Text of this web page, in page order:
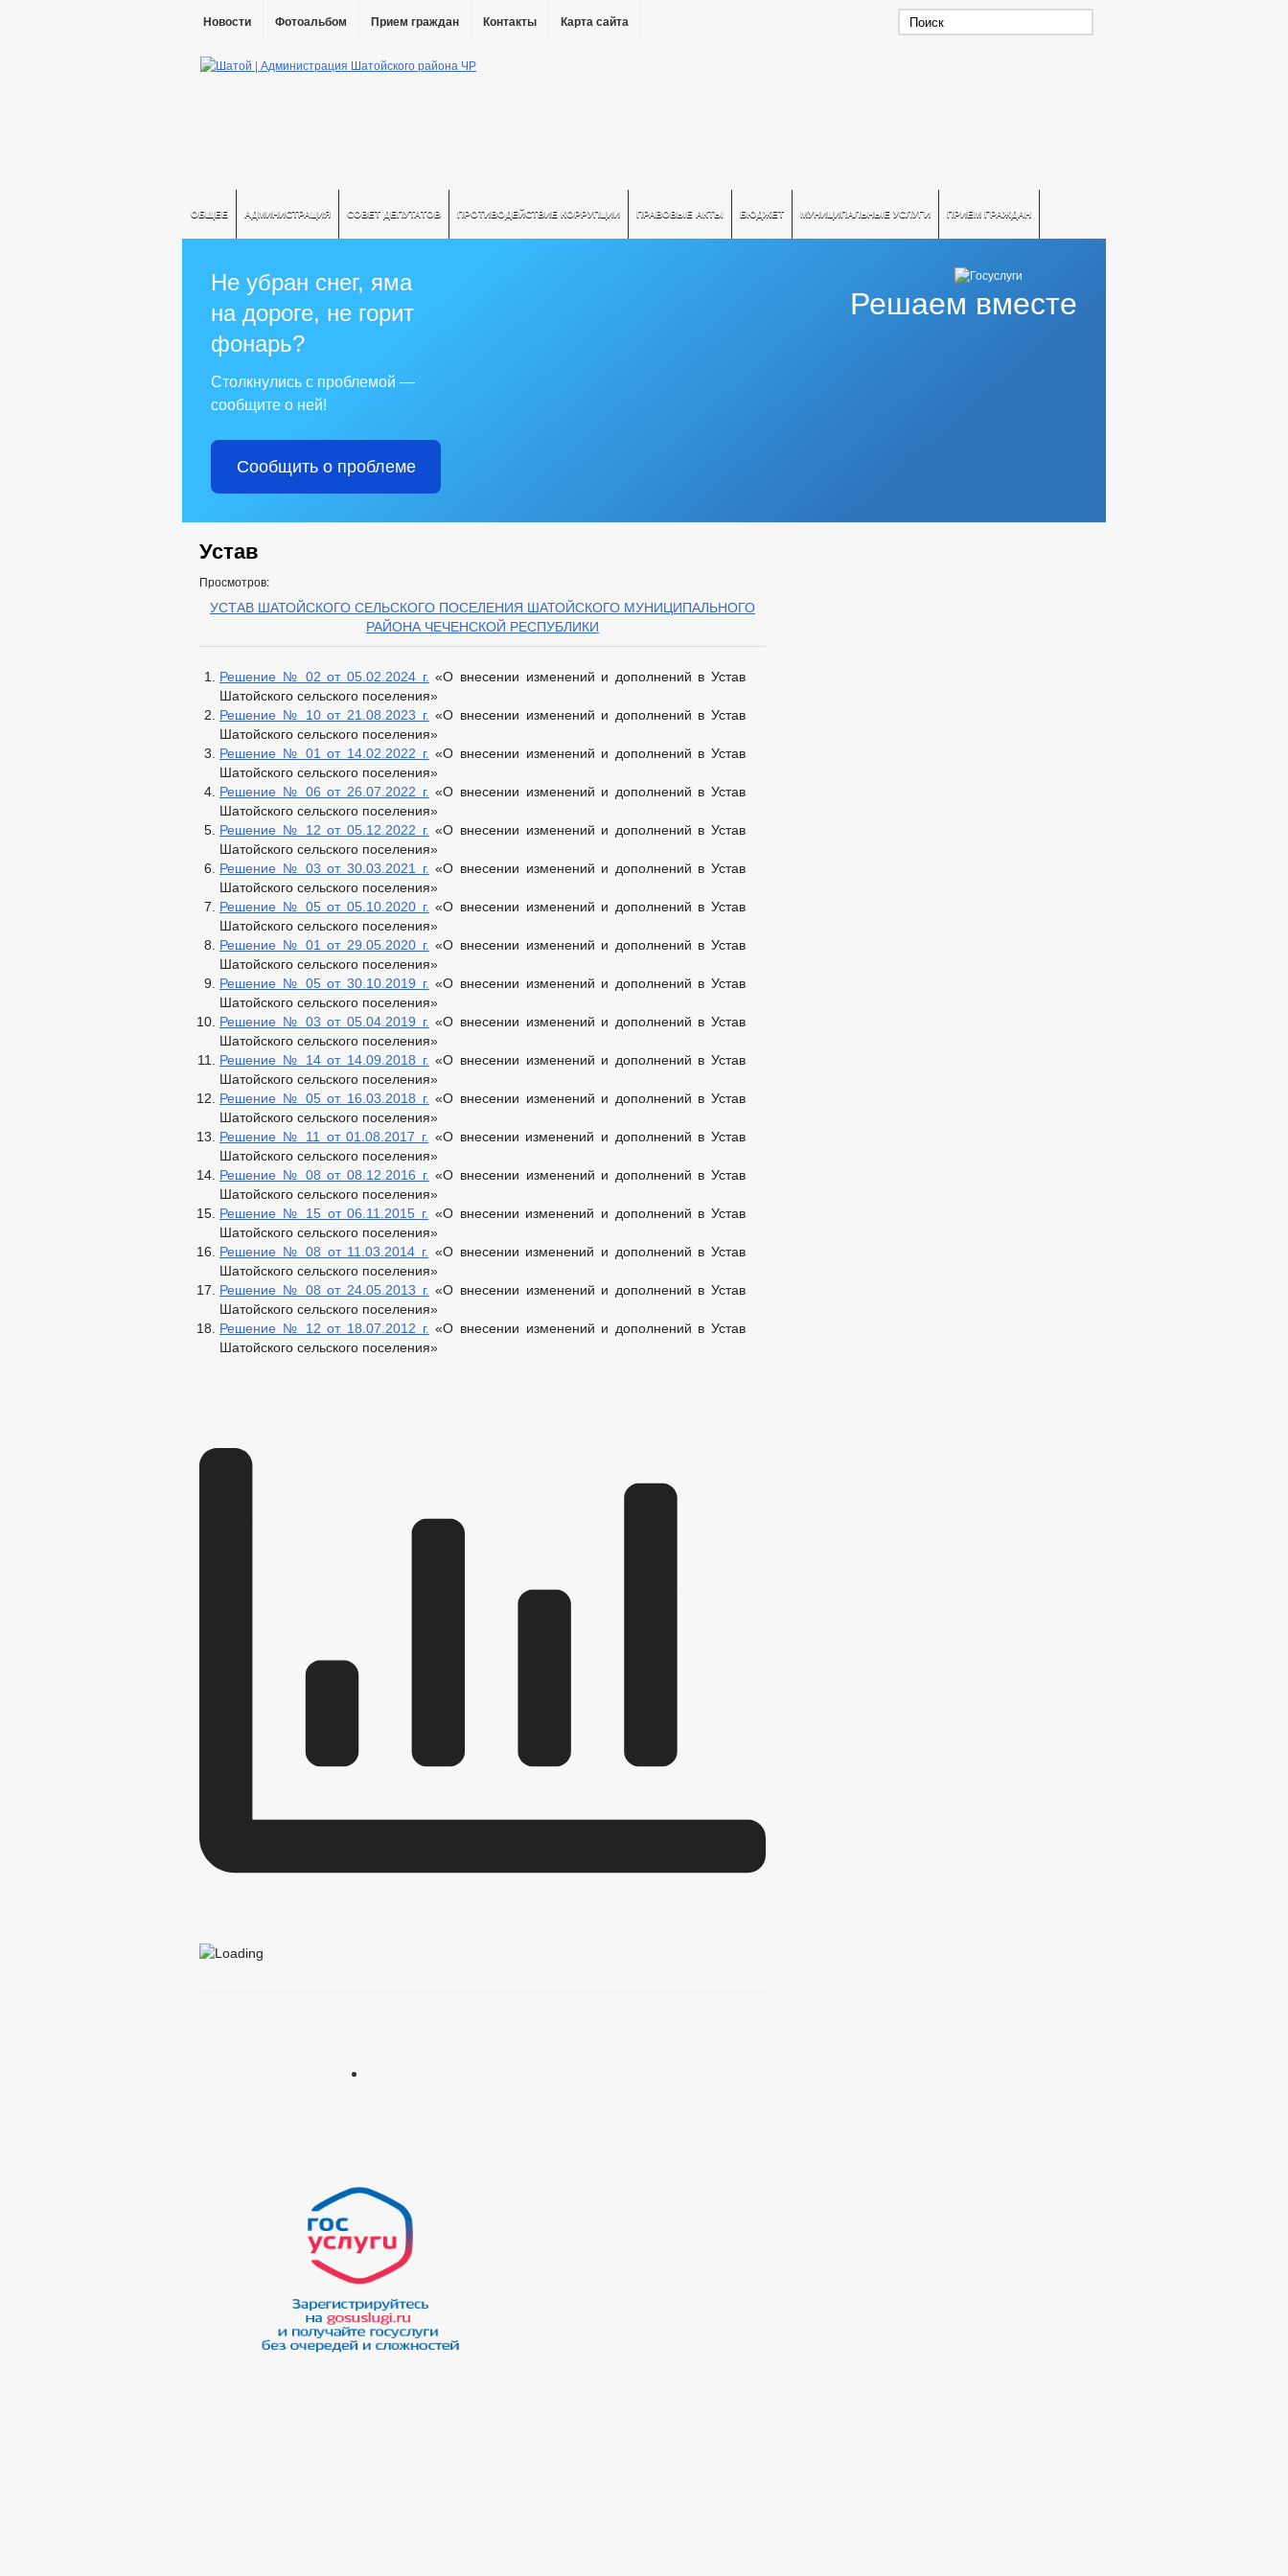
Новости Фотоальбом Прием граждан Контакты Карта сайта
ОБЩЕЕ АДМИНИСТРАЦИЯ СОВЕТ ДЕПУТАТОВ ПРОТИВОДЕЙСТВИЕ КОРРУПЦИИ ПРАВОВЫЕ АКТЫ БЮДЖЕТ МУНИЦИПАЛЬНЫЕ УСЛУГИ ПРИЕМ ГРАЖДАН
Решаем вместе
Не убран снег, яма
на дороге, не горит
фонарь?
Столкнулись с проблемой —
сообщите о ней!
Сообщить о проблеме
Устав
Просмотров:
УСТАВ ШАТОЙСКОГО СЕЛЬСКОГО ПОСЕЛЕНИЯ ШАТОЙСКОГО МУНИЦИПАЛЬНОГО
РАЙОНА ЧЕЧЕНСКОЙ РЕСПУБЛИКИ
Решение № 02 от 05.02.2024 г. «О внесении изменений и дополнений в Устав
Шатойского сельского поселения»
Решение № 10 от 21.08.2023 г. «О внесении изменений и дополнений в Устав
Шатойского сельского поселения»
Решение № 01 от 14.02.2022 г. «О внесении изменений и дополнений в Устав
Шатойского сельского поселения»
Решение № 06 от 26.07.2022 г. «О внесении изменений и дополнений в Устав
Шатойского сельского поселения»
Решение № 12 от 05.12.2022 г. «О внесении изменений и дополнений в Устав
Шатойского сельского поселения»
Решение № 03 от 30.03.2021 г. «О внесении изменений и дополнений в Устав
Шатойского сельского поселения»
Решение № 05 от 05.10.2020 г. «О внесении изменений и дополнений в Устав
Шатойского сельского поселения»
Решение № 01 от 29.05.2020 г. «О внесении изменений и дополнений в Устав
Шатойского сельского поселения»
Решение № 05 от 30.10.2019 г. «О внесении изменений и дополнений в Устав
Шатойского сельского поселения»
Решение № 03 от 05.04.2019 г. «О внесении изменений и дополнений в Устав
Шатойского сельского поселения»
Решение № 14 от 14.09.2018 г. «О внесении изменений и дополнений в Устав
Шатойского сельского поселения»
Решение № 05 от 16.03.2018 г. «О внесении изменений и дополнений в Устав
Шатойского сельского поселения»
Решение № 11 от 01.08.2017 г. «О внесении изменений и дополнений в Устав
Шатойского сельского поселения»
Решение № 08 от 08.12.2016 г. «О внесении изменений и дополнений в Устав
Шатойского сельского поселения»
Решение № 15 от 06.11.2015 г. «О внесении изменений и дополнений в Устав
Шатойского сельского поселения»
Решение № 08 от 11.03.2014 г. «О внесении изменений и дополнений в Устав
Шатойского сельского поселения»
Решение № 08 от 24.05.2013 г. «О внесении изменений и дополнений в Устав
Шатойского сельского поселения»
Решение № 12 от 18.07.2012 г. «О внесении изменений и дополнений в Устав
Шатойского сельского поселения»